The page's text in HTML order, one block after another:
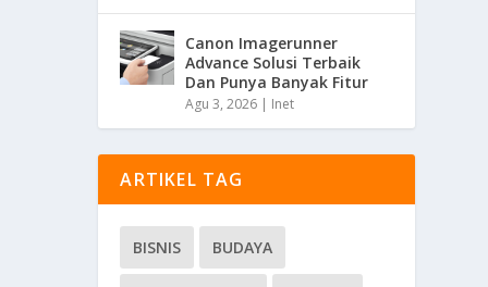
Canon Imagerunner
Advance Solusi Terbaik
Dan Punya Banyak Fitur
Agu 3, 2026 | Inet
ARTIKEL TAG
BISNIS BUDAYA